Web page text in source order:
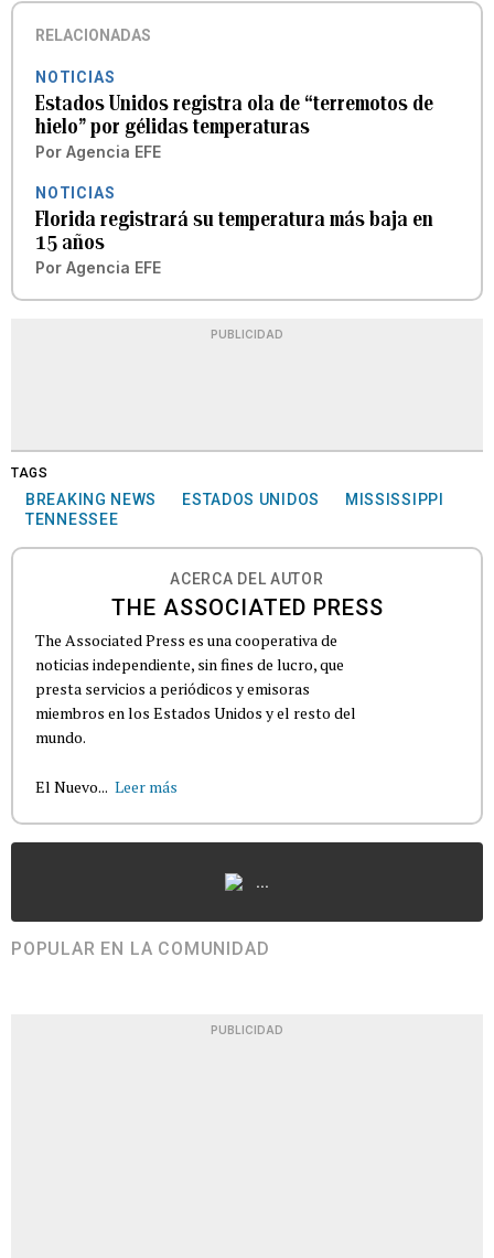
RELACIONADAS
NOTICIAS
Estados Unidos registra ola de “terremotos de
hielo” por gélidas temperaturas
Por Agencia EFE
NOTICIAS
Florida registrará su temperatura más baja en
15 años
Por Agencia EFE
PUBLICIDAD
TAGS
BREAKING NEWS ESTADOS UNIDOS
MISSISSIPPI
TENNESSEE
ACERCA DEL AUTOR
THE ASSOCIATED PRESS
The Associated Press es una cooperativa de
noticias independiente, sin fines de lucro, que
presta servicios a periódicos y emisoras
miembros en los Estados Unidos y el resto del
mundo.
El Nuevo... Leer más
...
POPULAR EN LA COMUNIDAD
PUBLICIDAD